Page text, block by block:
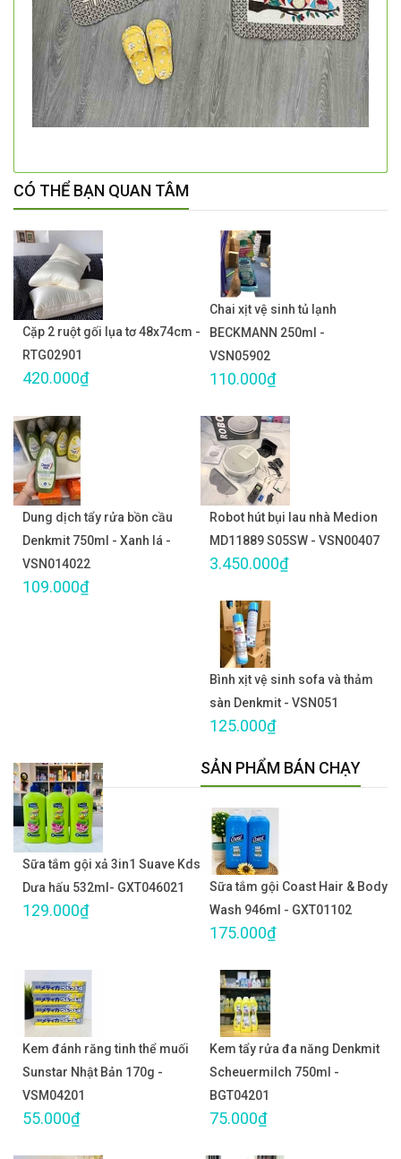
CÓ THỂ BẠN QUAN TÂM
Cặp 2 ruột gối lụa tơ 48x74cm -
RTG02901
420.000₫
Chai xịt vệ sinh tủ lạnh
BECKMANN 250ml -
VSN05902
110.000₫
Dung dịch tẩy rửa bồn cầu
Denkmit 750ml - Xanh lá -
VSN014022
109.000₫
Robot hút bụi lau nhà Medion
MD11889 S05SW - VSN00407
3.450.000₫
Bình xịt vệ sinh sofa và thảm
sàn Denkmit - VSN051
125.000₫
Sữa tắm gội xả 3in1 Suave Kds
Dưa hấu 532ml- GXT046021
129.000₫
SẢN PHẨM BÁN CHẠY
Sữa tắm gội Coast Hair & Body
Wash 946ml - GXT01102
175.000₫
Kem đánh răng tinh thể muối
Sunstar Nhật Bản 170g -
VSM04201
55.000₫
Kem tẩy rửa đa năng Denkmit
Scheuermilch 750ml -
BGT04201
75.000₫